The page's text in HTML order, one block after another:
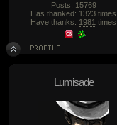
Posts: 15769
Has thanked: 1323 times
Have thanks: 1981 times
Lumisade